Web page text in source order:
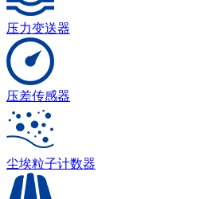
压力变送器
压差传感器
尘埃粒子计数器